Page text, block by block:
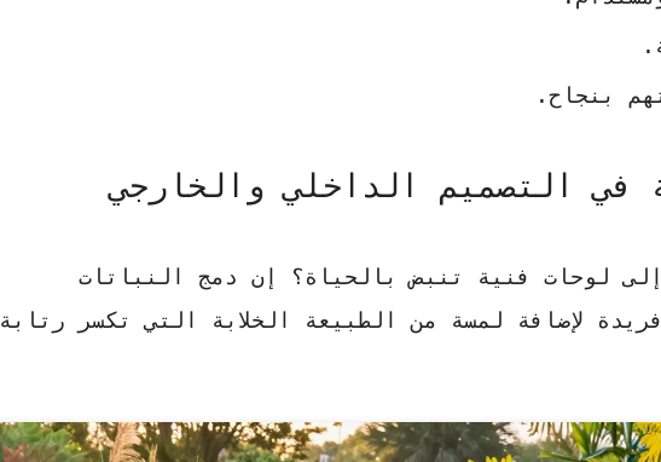
بنجاح.
في التصميم الداخلي والخارجي
لوحات فنية تنبض بالحياة؟ إن دمج
النباتات
لإضافة لمسة من الطبيعة الخلابة التي تكسر رتابة